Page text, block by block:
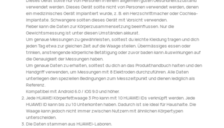
verwendet werden. Dieses Gerät sollte nicht von Personen verwendet werden, denen
ein medizinisches Gerät implantiert wurde, z. B. ein Herzschrittmacher oder Cochlea-
Implantate. Schwangere sollten dieses Gerät mit Vorsicht verwenden.
Fieber kann die Daten zur Körperzusammensetzung beeinflussen. Nur die
Gewichtsmessung ist unter diesen Umständen akkurat.
Um genaue Messungen zu gewährleisten, solltest du leichte Kleidung tragen und dich
jeden Tag etwa zur gleichen Zeit auf die Waage stellen. Übermässiges essen oder
trinken, anstrengende körperliche Betätigung oder zuvor baden kann Auswirkungen auf
die Genauigkeit der Messungen haben.
Um genaue Daten zu erhalten, solltest du dich an das Produkthandbuch halten und den
Handgriff verwenden, um Messungen mit 8 Elektroden durchzuführen. Alle Daten
unterliegen den speziellen Bedingungen zum Messzeitpunkt und dienen lediglich als
Referenz.
Kompatibel mit Android 6.0 / iOS 9.0 und höher.
2. Jede HUAWEI Körperfettwaage 3 Pro kann mit 10 HUAWEI IDs verknüpft werden. Jede
HUAWEI ID kann bis zu 10 Unterkonten haben. Dadurch ist sie ideal für Haushalte. Die
Waage kann jedoch nicht immer zwischen Nutzern mit ähnlichen Körpertypen
unterscheiden.
3. Die Daten stammen aus HUAWEI-Laboren.